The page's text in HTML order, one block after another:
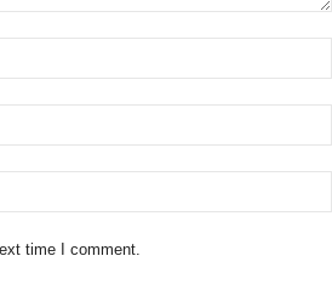
time I comment.